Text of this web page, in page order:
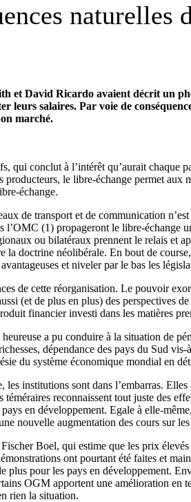
naturelles
et David Ricardo avaient décrit un
leurs salaires. Par voie de
marché.
qui conclut à l’intérêt qu’aurait chaque
le libre-échange permet
échange.
de transport et de communication
(1) propageront le libre-échange
ou bilatéraux prennent le relais et
doctrine néolibérale. En bout de
et niveler par le bas les
de cette réorganisation. Le pouvoir
(et de plus en plus) des perspectives
financier investi dans les matières
a pu conduire à la situation de
dépendance des pays du Sud
du système économique mondial en
institutions sont dans l’embarras.
reconnaissent tout juste des
en développement. Egale à elle-
nouvelle augmentation des cours sur
Boel, qui estime que les prix
ont pourtant été faites et
pour les pays en développement.
OGM apportent une amélioration en
rien la situation.